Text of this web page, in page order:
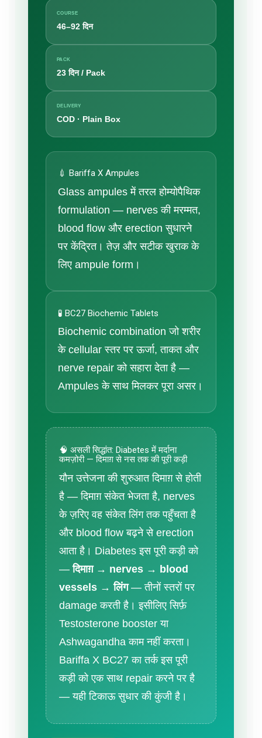
COURSE
46–92 दिन
PACK
23 दिन / Pack
DELIVERY
COD · Plain Box
💉 Bariffa X Ampules
Glass ampules में तरल होम्योपैथिक
formulation — nerves की मरम्मत,
blood flow और erection सुधारने
पर केंद्रित। तेज़ और सटीक खुराक के
लिए ampule form।
🧪 BC27 Biochemic Tablets
Biochemic combination जो शरीर
के cellular स्तर पर ऊर्जा, ताकत और
nerve repair को सहारा देता है —
Ampules के साथ मिलकर पूरा असर।
🧠 असली सिद्धांत: Diabetes में मर्दाना
कमज़ोरी — दिमाग़ से नस तक की पूरी कड़ी
यौन उत्तेजना की शुरुआत दिमाग़ से होती
है — दिमाग़ संकेत भेजता है, nerves
के ज़रिए वह संकेत लिंग तक पहुँचता है
और blood flow बढ़ने से erection
आता है। Diabetes इस पूरी कड़ी को
—दिमाग़ → nerves → blood
vessels → लिंग— तीनों स्तरों पर
damage करती है। इसीलिए सिर्फ़
Testosterone booster या
Ashwagandha काम नहीं करता।
Bariffa X BC27 का तर्क इस पूरी
कड़ी को एक साथ repair करने पर है
— यही टिकाऊ सुधार की कुंजी है।